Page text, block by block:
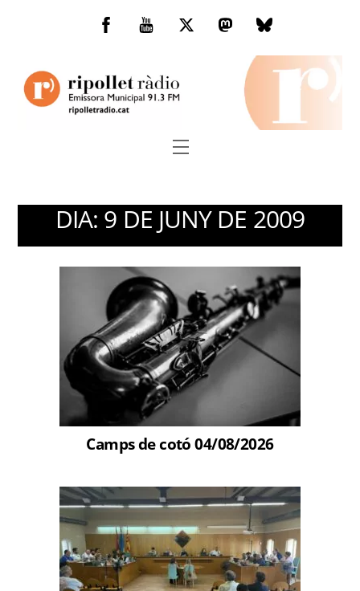
Facebook
You
TwitterMastodonBluesky
Menu
DIA: 9 DE JUNY DE 2009
Camps de cotó 04/08/2026